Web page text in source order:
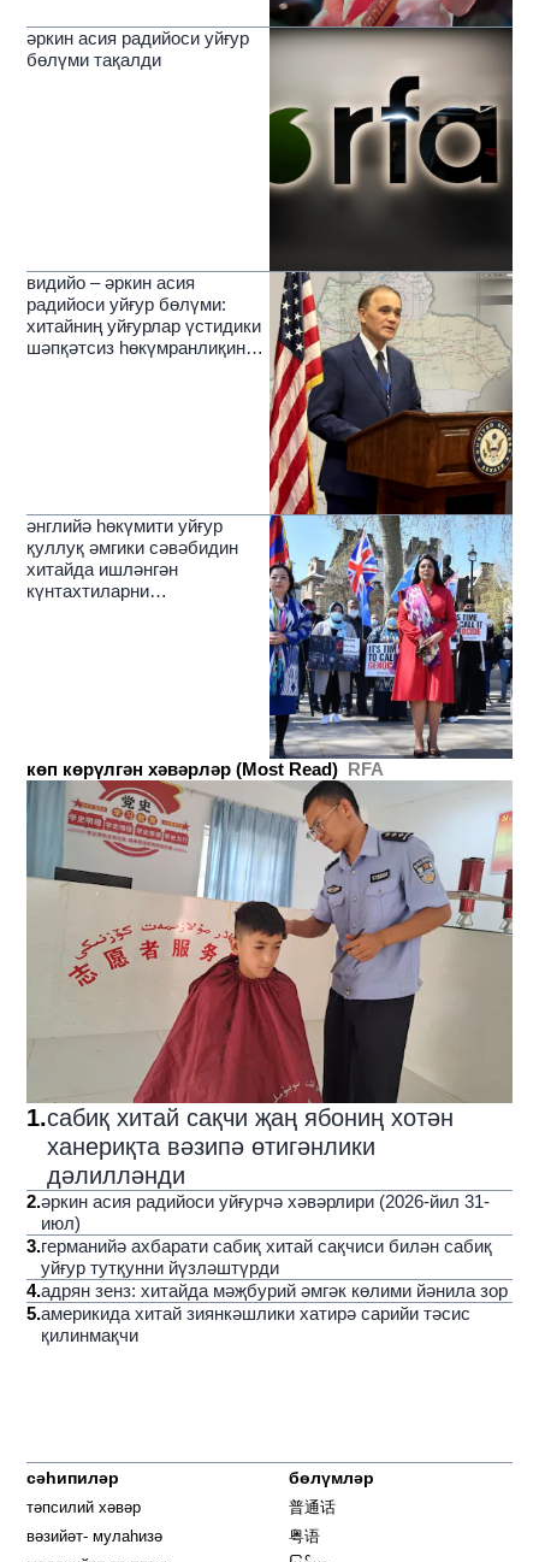
әркин асия радийоси уйғур
бөлүми тақалди
видийо – әркин асия
радийоси уйғур бөлүми:
хитайниң уйғурлар үстидики
шәпқәтсиз һөкүмранлиқиниң
әнглийә һөкүмити уйғур
қуллуқ әмгики сәвәбидин
хитайда ишләнгән
күнтахтиларни
көп көрүлгән хәвәрләр (Most Read) RFA
1.сабиқ хитай сақчи җаң ябониң хотән
ханериқта вәзипә өтигәнлики
дәлилләнди
2.әркин асия радийоси уйғурчә хәвәрлири (2026-йил 31-
июл)
3.германийә ахбарати сабиқ хитай сақчиси билән сабиқ
уйғур тутқунни йүзләштүрди
4.адрян зенз: хитайда мәҗбурий әмгәк көлими йәнила зор
5.америкида хитай зиянкәшлики хатирә сарийи тәсис
қилинмақчи
сәһипиләр
тәпсилий хәвәр
вәзийәт- мулаһизә
бөлүмләр
普通话
粤语